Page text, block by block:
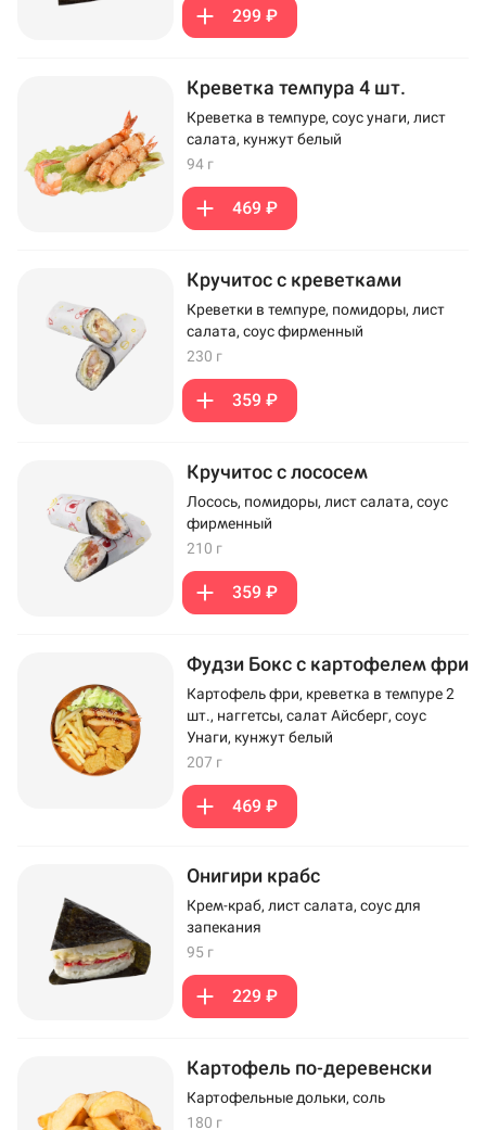
299 ₽
Креветка темпура 4 шт.
Креветка в темпуре, соус унаги, лист
салата, кунжут белый
94 г
469 ₽
Кручитос с креветками
Креветки в темпуре, помидоры, лист
салата, соус фирменный
230 г
359 ₽
Кручитос с лососем
Лосось, помидоры, лист салата, соус
фирменный
210 г
359 ₽
Фудзи Бокс с картофелем фри
Картофель фри, креветка в темпуре 2
шт., наггетсы, салат Айсберг, соус
Унаги, кунжут белый
207 г
469 ₽
Онигири крабс
Крем-краб, лист салата, соус для
запекания
95 г
229 ₽
Картофель по-деревенски
Картофельные дольки, соль
180 г